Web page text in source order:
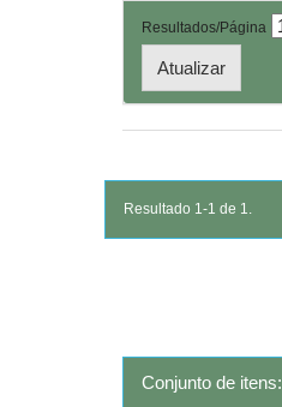
Resultados/Página
Resultado 1-1 de 1.
Conjunto de itens: